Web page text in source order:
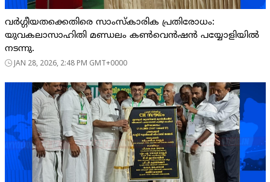
വർഗ്ഗീയതക്കെതിരെ സാംസ്കാരിക പ്രതിരോധം:
യുവകലാസാഹിതി മണ്ഡലം കൺവെൻഷൻ പയ്യോളിയിൽ
നടന്നു.
JAN 28, 2026, 2:48 PM GMT+0000